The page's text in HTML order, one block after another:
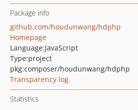
Package info
github.com/houdunwang/hdphp
Homepage
Language:JavaScript
Type:project
pkg:composer/houdunwang/hdphp
Transparency log
Statistics